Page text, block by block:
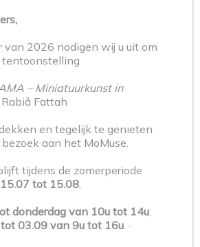
de l'humanité, le caftan
: des œuvres en matières
une culture vivante.
van 2026 nodigen wij u uit om
– Miniatuurkunst in
Fattah
en tegelijk te genieten
aan het MoMuse.
tijdens de zomerperiode
15.07 tot 15.08,
donderdag van 10u tot 14u,
03.09 van 9u tot 16u. ·